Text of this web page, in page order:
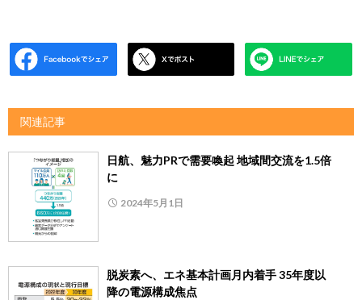
関連記事
日航、魅力PRで需要喚起 地域間交流を1.5倍
に
2024年5月1日
脱炭素へ、エネ基本計画月内着手 35年度以
降の電源構成焦点